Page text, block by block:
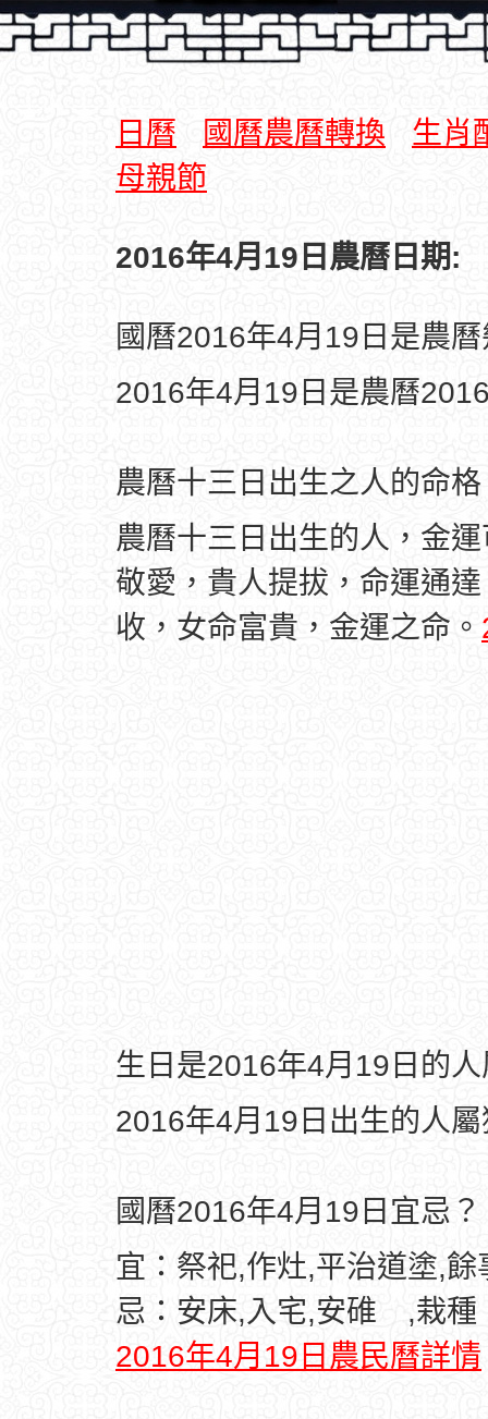
日曆 國曆農曆轉換
生肖
母親節
2016年4月19日農曆日期:
國曆2016年4月19日是農
2016年4月19日是農曆
農曆十三日出生之人的命
農曆十三日出生的人，金
敬愛，貴人提拔，命運通
收，女命富貴，金運之命。
生日是2016年4月19日的
2016年4月19日出生的人
國曆2016年4月19日宜忌？
宜：祭祀,作灶,平治道塗,餘
忌：安床,入宅,安碓 ,栽種
2016年4月19日農民曆詳情